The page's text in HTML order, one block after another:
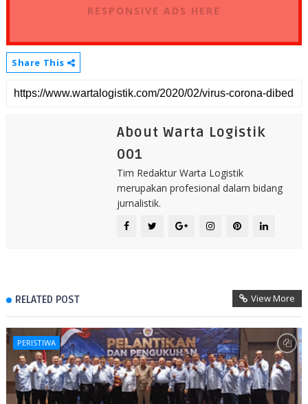
RESPONSIVE ADS HERE
Share This
About Warta Logistik
001
Tim Redaktur Warta Logistik
merupakan profesional dalam bidang
jurnalistik.
RELATED POST View More
PERISTIWA